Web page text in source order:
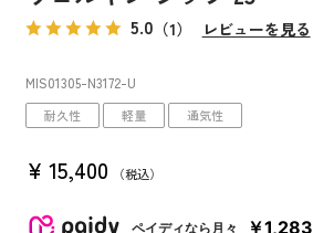
5.0 （1） レビューを見る
MIS01305-N3172-U
耐久性 軽量 通気性
¥ 15,400 税込
ペイディなら月々 ￥1,283